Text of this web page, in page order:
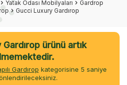
Yatak Odası Mobilyaları
Gardrop
Gucci Luxury Gardırop
ürünü artık
Gardırop kategorisine 5 saniye